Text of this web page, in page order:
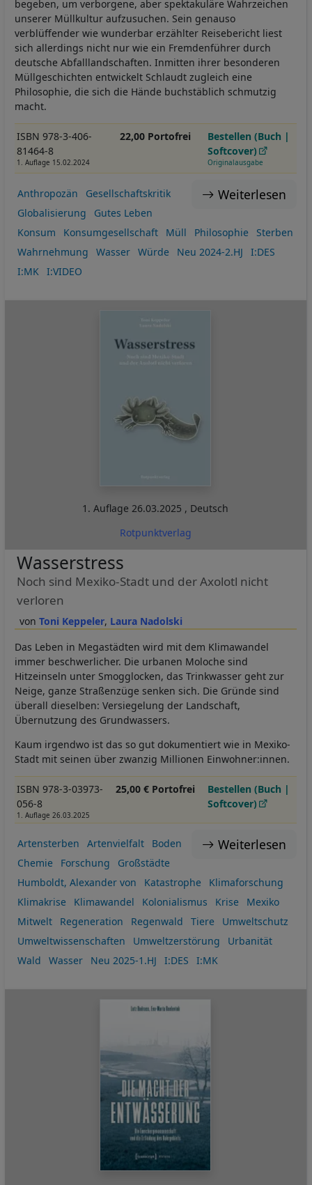
begeben, um verborgene, aber spektakuläre Wahrzeichen
unserer Müllkultur aufzusuchen. Sein genauso
verblüffender wie wunderbar erzählter Reisebericht liest
sich allerdings nicht nur wie ein Fremdenführer durch
deutsche Abfalllandschaften. Inmitten ihrer besonderen
Müllgeschichten entwickelt Schlaudt zugleich eine
Philosophie, die sich die Hände buchstäblich schmutzig
macht.
ISBN 978-3-406-
81464-8
1. Auflage 15.02.2024
22,00 Portofrei
Bestellen (Buch |
Softcover)
Originalausgabe
Weiterlesen
Anthropozän
Gesellschaftskritik
Globalisierung
Gutes Leben
Konsum
Konsumgesellschaft Müll Philosophie
Sterben
Wahrnehmung
Wasser Würde Neu 2024-2.HJ
I:DES
I:MK
I:VIDEO
1. Auflage26.03.2025 , Deutsch
Rotpunktverlag
Toni Keppeler Laura Nadolski
Wasserstress
Noch sind Mexiko-Stadt und der Axolotl nicht
verloren
Das Leben in Megastädten wird mit dem Klimawandel
immer beschwerlicher. Die urbanen Moloche sind
Hitzeinseln unter Smogglocken, das Trinkwasser geht zur
Neige, ganze Straßenzüge senken sich. Die Gründe sind
überall dieselben: Versiegelung der Landschaft,
Übernutzung des Grundwassers.
Kaum irgendwo ist das so gut dokumentiert wie in Mexiko-
Stadt mit seinen über zwanzig Millionen Einwohner:innen.
ISBN 978-3-03973-
056-8
1. Auflage 26.03.2025
25,00 € Portofrei
Bestellen (Buch |
Softcover)
Weiterlesen
Artensterben Artenvielfalt
Boden
Chemie
Forschung
Großstädte
Humboldt, Alexander von
Katastrophe
Klimaforschung
Klimakrise
Klimawandel Kolonialismus Krise
Mexiko
Mitwelt
Regeneration Regenwald Tiere
Umweltschutz
Umweltwissenschaften
Umweltzerstörung
Urbanität
Wald
Wasser Neu 2025-1.HJ I:DES I:MK